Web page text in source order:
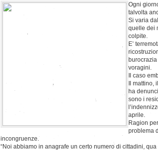
Ogni
talvolta
Si varia
quelle dei
colpite.
E’
voragini.
Il caso
Il
ha
sono i
aprile.
Ragion
problema
incongruenze.
“Noi abbiamo in anagrafe un certo numero di cittadini,